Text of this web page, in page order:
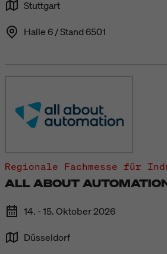
Stuttgart
Halle 6 / Stand 6501
Regionale Fachmesse für
ALL ABOUT
14. - 15. Oktober 2026
Düsseldorf